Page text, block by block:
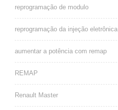
reprogramação de modulo
reprogramação da injeção eletrônica
aumentar a potência com remap
REMAP
Renault Master